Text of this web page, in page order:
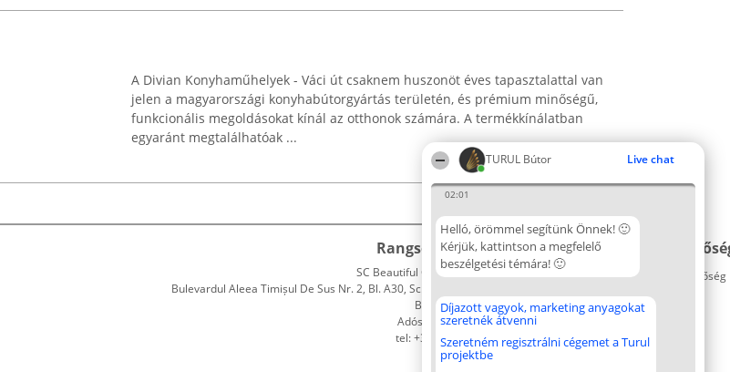
TURUL Bútor Live chat
02:01
Helló, örömmel segítünk Önnek! 🙂
Kérjük, kattintson a megfelelő
beszélgetési témára! 🙂
Díjazott vagyok, marketing anyagokat
szeretnék átvenni
Szeretném regisztrálni cégemet a Turul
projektbe
A Divian Konyhaműhelyek - Váci út csaknem huszonöt éves tapasztalattal van
jelen a magyarországi konyhabútorgyártás területén, és prémium minőségű,
funkcionális megoldásokat kínál az otthonok számára. A termékkínálatban
egyaránt megtalálhatóak ...
Rangsorszervező
SC Beautiful Company S.R.L.
Bulevardul Aleea Timișul De Sus Nr. 2, Bl. A30, Sc. A, Et. 4, Ap. 13
Bukarest 53-238
Adószám 36737675
tel: +363 033 425 71
Népszavazás
Nyertesek
díjazottak
Szabályok
Státusz
Elérhetőség